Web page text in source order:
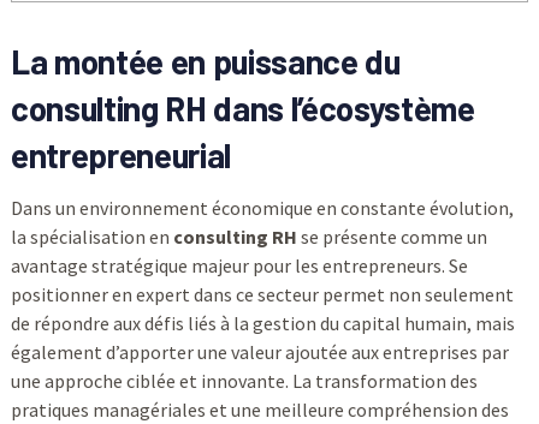
La montée en puissance du
consulting RH dans l’écosystème
entrepreneurial
Dans un environnement économique en constante évolution,
la spécialisation en consulting RH se présente comme un
avantage stratégique majeur pour les entrepreneurs. Se
positionner en expert dans ce secteur permet non seulement
de répondre aux défis liés à la gestion du capital humain, mais
également d’apporter une valeur ajoutée aux entreprises par
une approche ciblée et innovante. La transformation des
pratiques managériales et une meilleure compréhension des